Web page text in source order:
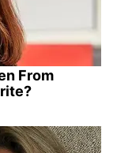
From